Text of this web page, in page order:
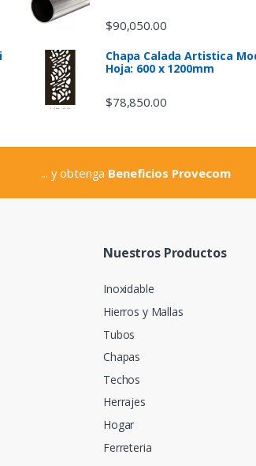
$90,050.00
Chapa Calada Artistica
Hoja: 600 x 1200mm
$78,850.00
... y obtenga Beneficios Provecom
Nuestros Productos
Inoxidable
Hierros y Mallas
Tubos
Chapas
Techos
Herrajes
Hogar
Ferreteria